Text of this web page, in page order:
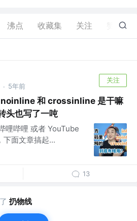
沸点 收藏集 关注 1
· 5年前
关注
noinline 和 crossinline 是干嘛
头也写了一吨
哩哔哩 或者 YouTube
下面文章搞起...
13
扔物线